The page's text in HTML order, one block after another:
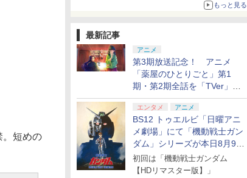
もっと見る
最新記事
アニメ
第3期放送記念！ アニメ
「薬屋のひとりごと」第1
期・第2期全話を「TVer」に
て期間限定で順次無料配信開
始エンタメ アニメ
BS12 トゥエルビ「日曜アニ
メ劇場」にて「機動戦士ガン
ダム」シリーズが本日8月9日
から8週連続で放送
初回は「機動戦士ガンダム
【HDリマスター版】」
。短めの